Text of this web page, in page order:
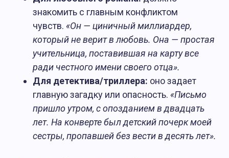
знакомить с главным конфликтом
чувств. «Он — циничный миллиардер,
который не верит в любовь. Она — простая
учительница, поставившая на карту все
ради честного имени своего отца».
Для детектива/триллера: оно задает
главную загадку или опасность. «Письмо
пришло утром, с опозданием в двадцать
лет. На конверте был детский почерк моей
сестры, пропавшей без вести в десять лет».